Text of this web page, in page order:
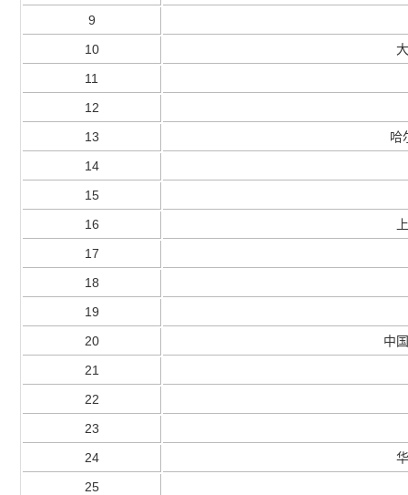
9
10
11
12
13
哈
14
15
16
17
18
19
20
中
21
22
23
24
25